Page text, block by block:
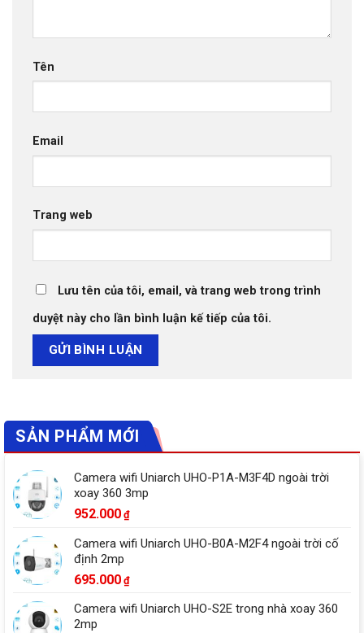
Tên
Email
Trang web
Lưu tên của tôi, email, và trang web trong trình
duyệt này cho lần bình luận kế tiếp của tôi.
SẢN PHẨM MỚI
Camera wifi Uniarch UHO-P1A-M3F4D ngoài trời
xoay 360 3mp
952.000 ₫
Camera wifi Uniarch UHO-B0A-M2F4 ngoài trời cố
định 2mp
695.000 ₫
Camera wifi Uniarch UHO-S2E trong nhà xoay 360
2mp